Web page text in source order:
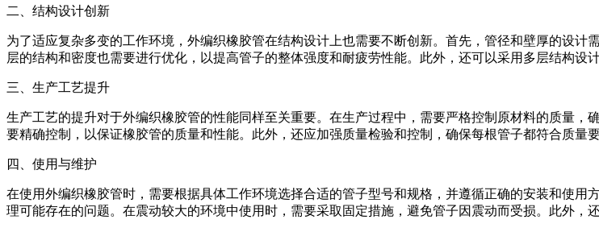
二、结构设计创新
为了适应复杂多变的工作环境，外编织橡胶管在结构设计上也需要不断创新。首先，管径和壁厚的设
层的结构和密度也需要进行优化，以提高管子的整体强度和耐疲劳性能。此外，还可以采用多层结构设
三、生产工艺提升
生产工艺的提升对于外编织橡胶管的性能同样至关重要。在生产过程中，需要严格控制原材料的质量
要精确控制，以保证橡胶管的质量和性能。此外，还应加强质量检验和控制，确保每根管子都符合质量要
四、使用与维护
在使用外编织橡胶管时，需要根据具体工作环境选择合适的管子型号和规格，并遵循正确的安装和使
理可能存在的问题。在震动较大的环境中使用时，需要采取固定措施，避免管子因震动而受损。此外，